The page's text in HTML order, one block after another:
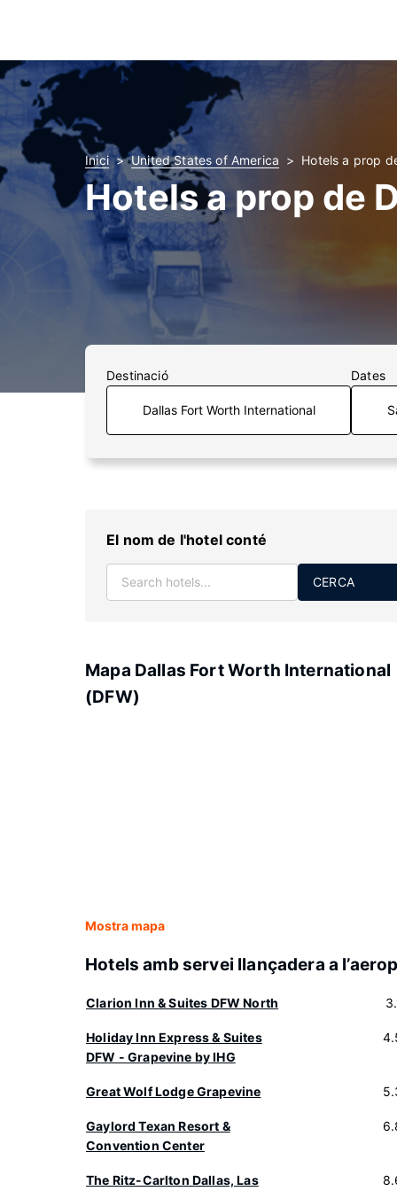
Inici United States of America Hotels a prop
Hotels a prop de
Destinació Dates
El nom de l'hotel conté
CERCA
Mapa Dallas Fort Worth International
(DFW)
Mostra mapa
Hotels amb servei llançadera a
Clarion Inn & Suites DFW North
Holiday Inn Express & Suites
DFW - Grapevine by IHG
Great Wolf Lodge Grapevine
Gaylord Texan Resort &
Convention Center
The Ritz-Carlton Dallas, Las